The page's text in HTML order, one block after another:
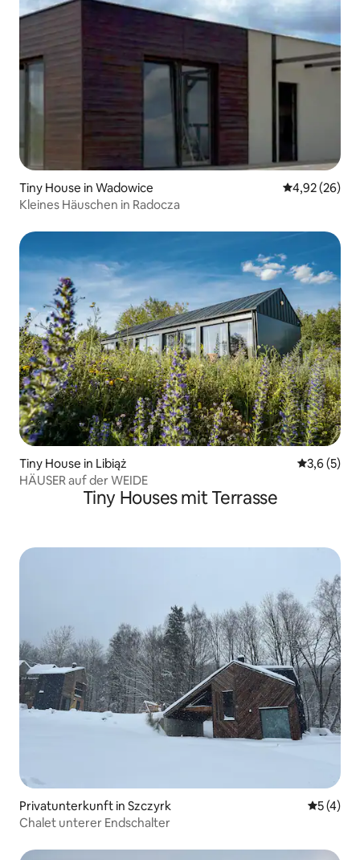
Tiny House in Wadowice
4,92 (26)
Kleines Häuschen in Radocza
Tiny House in Libiąż
3,6 (5)
HÄUSER auf der WEIDE
Tiny Houses mit Terrasse
Privatunterkunft in Szczyrk
5 (4)
Chalet unterer Endschalter